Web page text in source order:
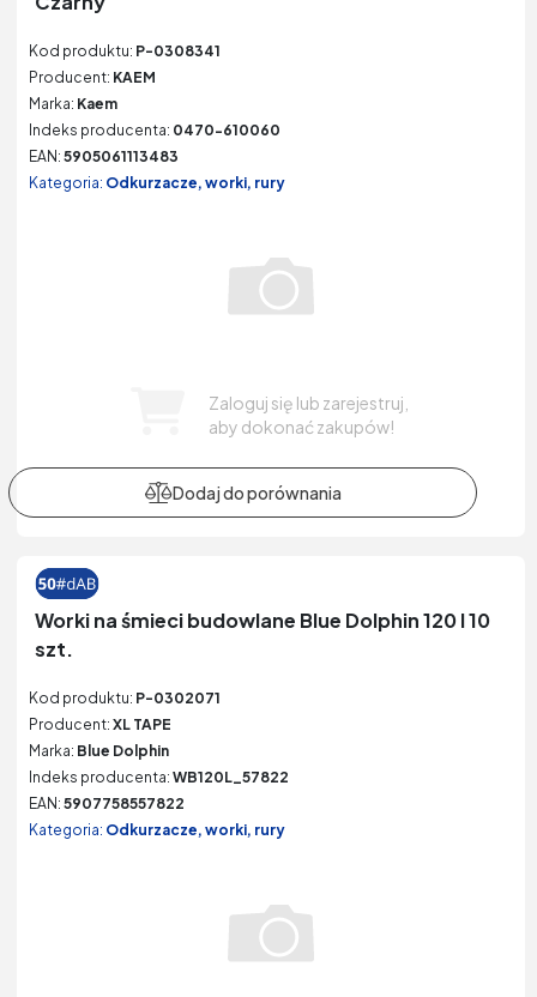
Kod produktu: P-0308341
Producent: KAEM
Marka: Kaem
Indeks producenta: 0470-610060
EAN: 5905061113483
Kategoria: Odkurzacze, worki, rury
Zaloguj się lub zarejestruj,
aby dokonać zakupów!
Worki na śmieci budowlane Blue Dolphin 120 l 10
szt.
Kod produktu: P-0302071
Producent: XL TAPE
Marka: Blue Dolphin
Indeks producenta: WB120L_57822
EAN: 5907758557822
Kategoria: Odkurzacze, worki, rury